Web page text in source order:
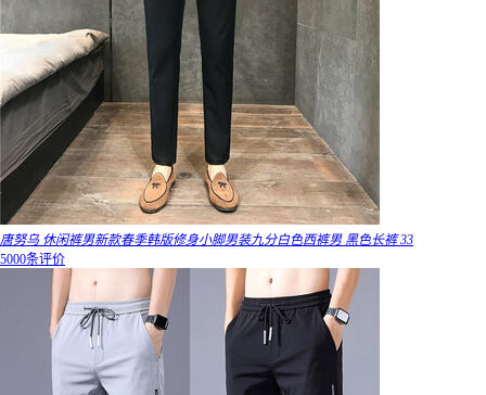
唐努乌 休闲裤男新款春季韩版修身小脚男装九分白色西裤男 黑色长裤 33
5000条评价